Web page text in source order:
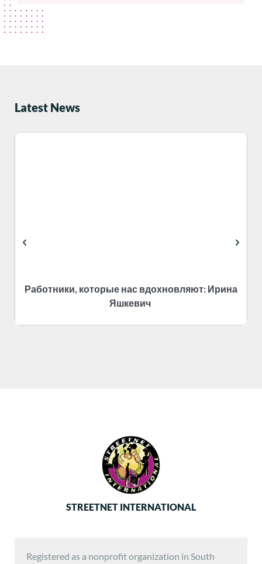
Latest News
Работники, которые нас вдохновляют: Ирина
Яшкевич
STREETNET INTERNATIONAL
Registered as a nonprofit organization in South